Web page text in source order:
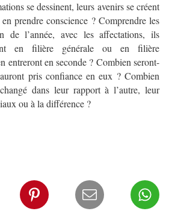
se dessinent, leurs avenirs se créent
prendre conscience ? Comprendre les
l’année, avec les affectations, ils
en filière générale ou en filière
entreront en seconde ? Combien seront-
pris confiance en eux ? Combien
dans leur rapport à l’autre, leur
ou à la différence ?